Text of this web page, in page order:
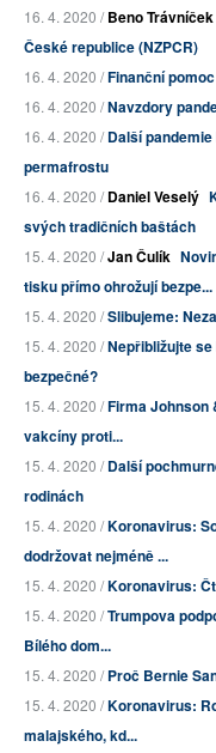
16. 4. 2020 /Beno
České republice (NZPCR)
16. 4. 2020 /Finanční
16. 4. 2020 /Navzdory
16. 4. 2020 /Další
permafrostu
16. 4. 2020 /Daniel Veselý
svých tradičních baštách
15. 4. 2020 /Jan Čulík
tisku přímo ohrožují bezpe...
15. 4. 2020 /Slibujeme:
15. 4. 2020 /Nepřibližujte
bezpečné?
15. 4. 2020 /Firma Johnson
vakcíny proti...
15. 4. 2020 /Další
rodinách
15. 4. 2020 /Koronavirus:
dodržovat nejméně ...
15. 4. 2020 /Koronavirus:
15. 4. 2020 /Trumpova
Bílého dom...
15. 4. 2020 /Proč Bernie
15. 4. 2020 /Koronavirus:
malajského, kd...